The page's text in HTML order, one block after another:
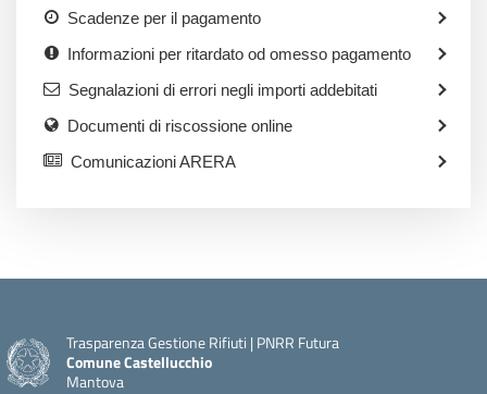
Scadenze per il pagamento
Informazioni per ritardato od omesso pagamento
Segnalazioni di errori negli importi addebitati
Documenti di riscossione online
Comunicazioni ARERA
Trasparenza Gestione Rifiuti | PNRR Futura
Comune Castellucchio
Mantova